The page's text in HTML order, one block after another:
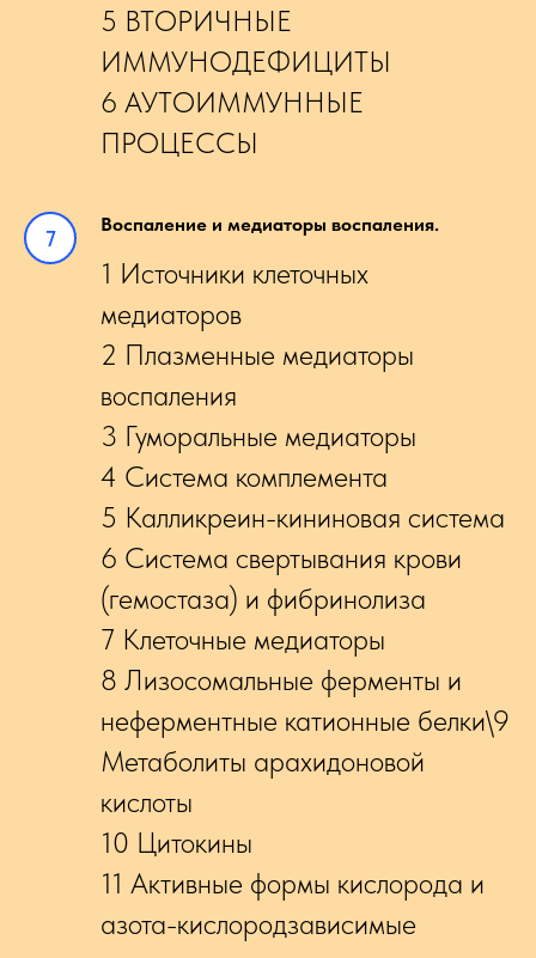
5 ВТОРИЧНЫЕ
ИММУНОДЕФИЦИТЫ
6 АУТОИММУННЫЕ
ПРОЦЕССЫ
Воспаление и медиаторы воспаления.
1 Источники клеточных
медиаторов
2 Плазменные медиаторы
воспаления
3 Гуморальные медиаторы
4 Система комплемента
5 Калликреин-кининовая система
6 Система свертывания крови
(гемостаза) и фибринолиза
7 Клеточные медиаторы
8 Лизосомальные ферменты и
неферментные катионные белки\9
Метаболиты арахидоновой
кислоты
10 Цитокины
11 Активные формы кислорода и
азота-кислородзависимые